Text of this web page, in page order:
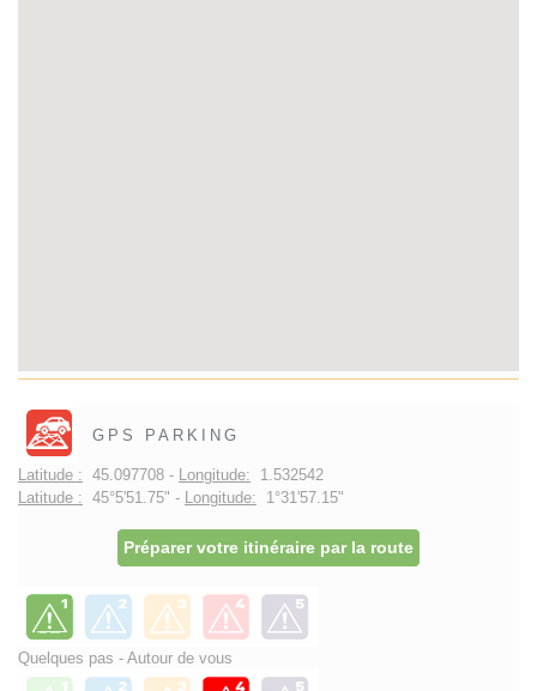
GPS PARKING
Latitude : 45.097708 - Longitude: 1.532542
Latitude : 45°5'51.75" - Longitude: 1°31'57.15"
Préparer votre itinéraire par la route
Quelques pas - Autour de vous